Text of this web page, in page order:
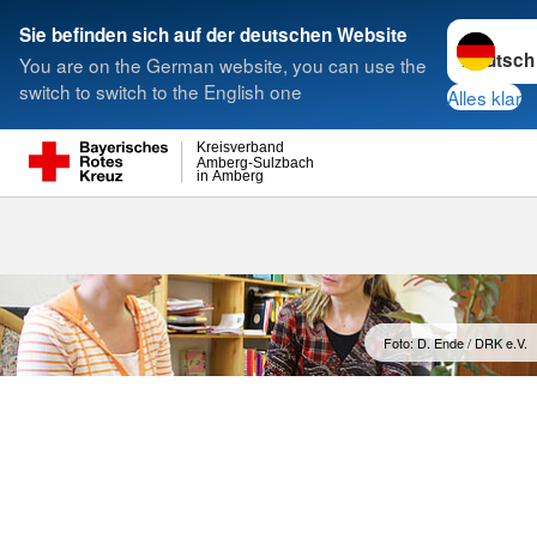
Sie befinden sich auf der deutschen Website
You are on the German website, you can use the
switch to switch to the English one
Sprache
Alles klar
in Amberg
Amberg-Sulzbach
Kreisverband
Suche
Foto: D. Ende / DRK e.V.